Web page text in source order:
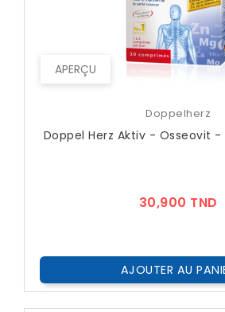
APERÇU
Doppelherz
Doppel Herz Aktiv - Osseovit
30,900 TND
AJOUTER AU